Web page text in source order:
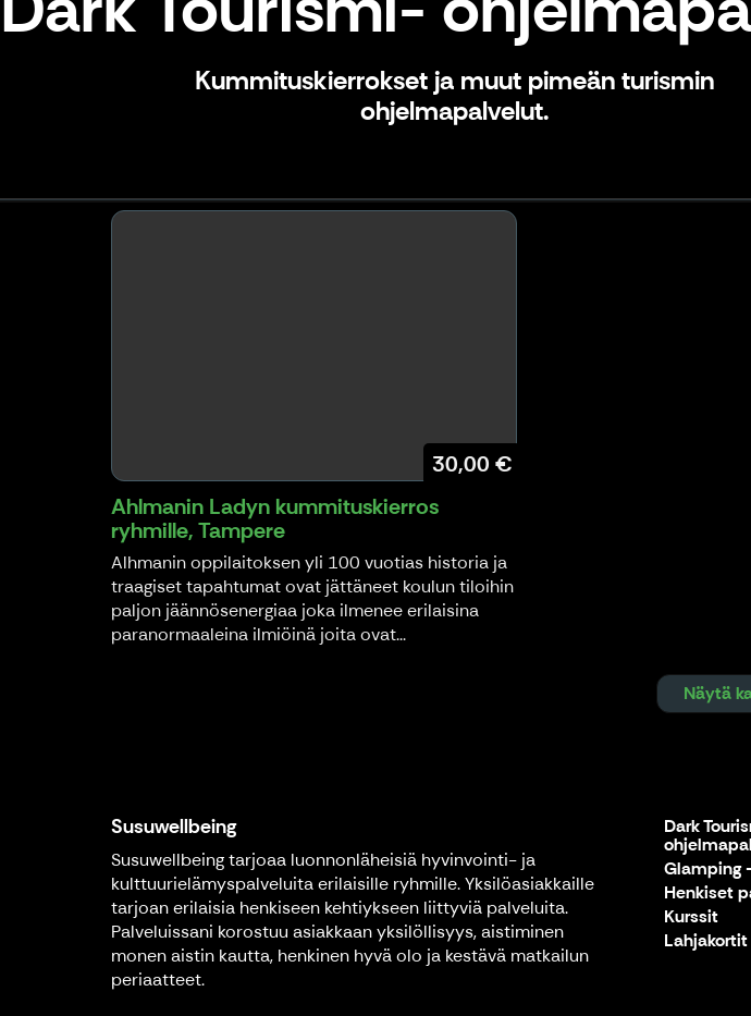
Kummituskierrokset ja muut pimeän turismin
ohjelmapalvelut.
30,00 €
Ahlmanin Ladyn kummituskierros
ryhmille, Tampere
Alhmanin oppilaitoksen yli 100 vuotias historia ja
traagiset tapahtumat ovat jättäneet koulun tiloihin
paljon jäännösenergiaa joka ilmenee erilaisina
paranormaaleina ilmiöinä joita ovat...
Näytä
Susuwellbeing
Susuwellbeing tarjoaa luonnonläheisiä hyvinvointi- ja
kulttuurielämyspalveluita erilaisille ryhmille. Yksilöasiakkaille
tarjoan erilaisia henkiseen kehtiykseen liittyviä palveluita.
Palveluissani korostuu asiakkaan yksilöllisyys, aistiminen
monen aistin kautta, henkinen hyvä olo ja kestävä matkailun
periaatteet.
Dark
Glamping
Henkiset
Kurssit
Lahjakortit